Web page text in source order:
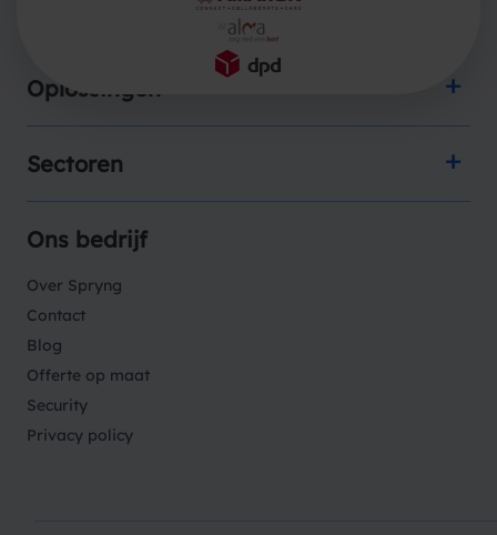
Oplossingen
Sectoren
Ons bedrijf
Over Spryng
Contact
Blog
Offerte op maat
Security
Privacy policy